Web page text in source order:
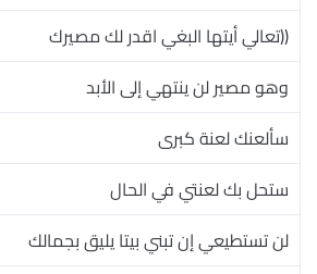
((تعالي أيتها البغي اقدر لك مصيرك
وهو مصير لن ينتهي إلى الأبد
سألعنك لعنة كبرى
ستحل بك لعنتي في الحال
لن تستطيعي إن تبني بيتا يليق بجمالك